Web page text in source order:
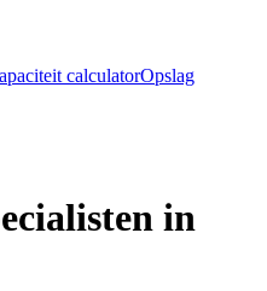
calculatorOpslag
in